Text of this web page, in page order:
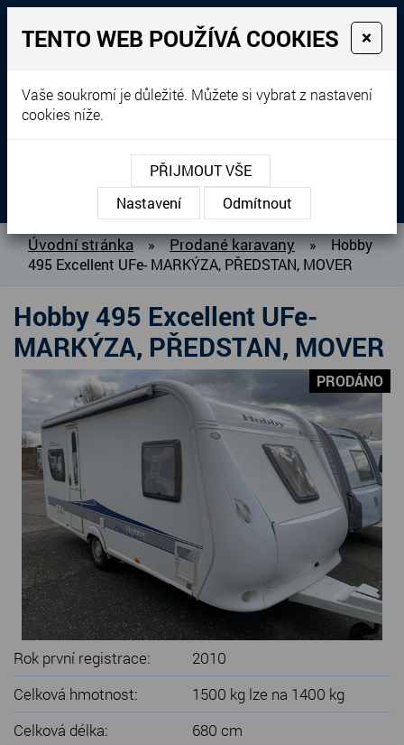
Prodej, dovoz, výkup a
pronájem karavanů
+420 604 760 364
MENU
O NÁS
BAZAR KARAVANŮ
PRODANÉ KARAVANY
PŮJČOVNA KARAVANŮ
DOPLŇKY PRO KARAVANY
SERVIS KARAVANŮ
KONTAKT
Úvodní stránka » Prodané karavany »
Hobby
495 Excellent UFe- MARKÝZA, PŘEDSTAN, MOVER
Hobby 495 Excellent UFe-
MARKÝZA, PŘEDSTAN, MOVER
PRODÁNO
Rok první registrace:
2010
Celková hmotnost:
1500 kg lze na 1400 kg
Celková délka:
680 cm
TENTO WEB POUŽÍVÁ COOKIES ×
Vaše soukromí je důležité. Můžete si vybrat z nastavení
cookies níže.
PŘIJMOUT VŠE
Nastavení
Odmítnout